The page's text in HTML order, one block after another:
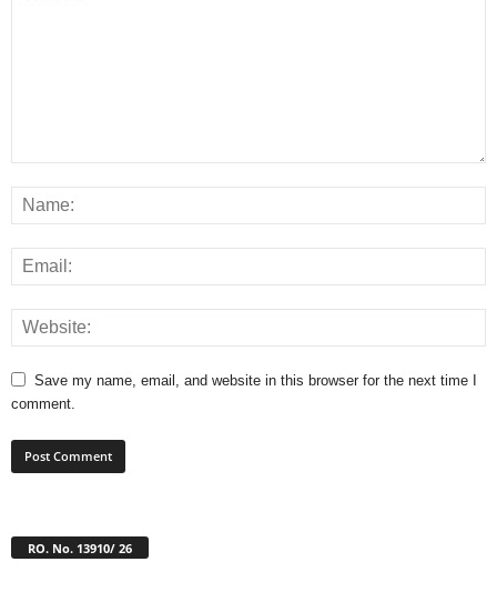
Save my name, email, and website in this browser for the next time I
comment.
RO. No. 13910/ 26